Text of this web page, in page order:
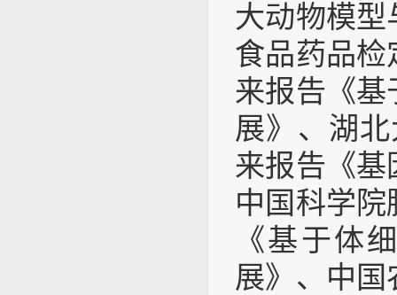
大动物模型
食品药品检
来报告《
展》、湖
来报告《
中国科学
《基于体
展》、中